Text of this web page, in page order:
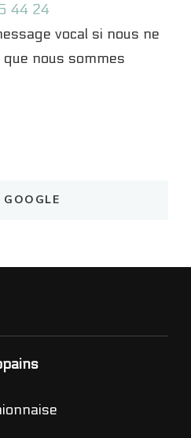
44 24
vocal si nous ne
nous sommes
GOOGLE